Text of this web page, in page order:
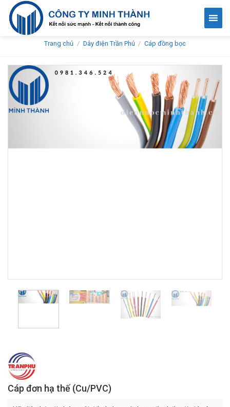
Skip
content
Trang chủ / Dây điện Trần Phú / Cáp đồng bọc
Cáp đơn hạ thế (Cu/PVC)